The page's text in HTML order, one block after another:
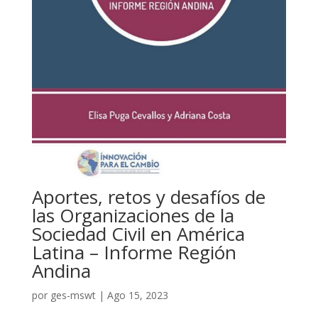
Aportes, retos y desafíos de
las Organizaciones de la
Sociedad Civil en América
Latina – Informe Región
Andina
por ges-mswt| Ago 15, 2023